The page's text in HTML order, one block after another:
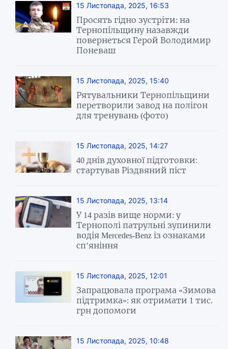
15 Листопада, 2025, 16:53
Просять гідно зустріти: на
Тернопільщину назавжди
повернеться Герой Володимир
Поневаш
15 Листопада, 2025, 15:40
Рятувальники Тернопільщини
перетворили завод на полігон
для тренувань (фото)
15 Листопада, 2025, 14:27
40 днів духовної підготовки:
стартував Різдвяний піст
15 Листопада, 2025, 13:14
У 14 разів вище норми: у
Тернополі патрульні зупинили
водія Mercedes-Benz із ознаками
сп’яніння
15 Листопада, 2025, 12:01
Запрацювала програма «Зимова
підтримка»: як отримати 1 тис.
грн допомоги
15 Листопада, 2025, 10:48